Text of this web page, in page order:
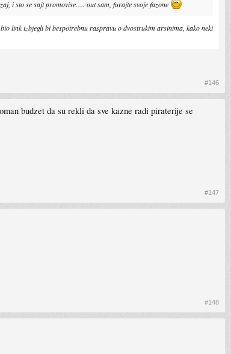
i sto se sajt promovise..... out sam, furajte svoje fazone
link izbjegli bi bespotrebnu raspravu o dvostrukim arsinima, kako neki
#146
budzet da su rekli da sve kazne radi piraterije se
#147
#148